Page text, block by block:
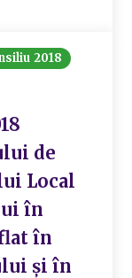
2018
de
Local
în
în
și în